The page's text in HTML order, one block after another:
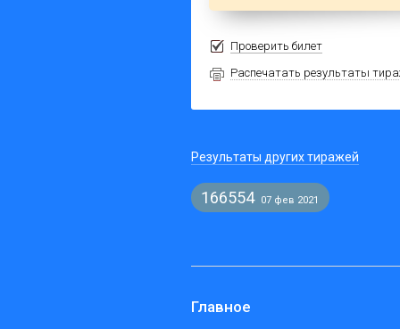
Проверить билет
Распечатать результаты
Результаты других тиражей
166554 07 фев 2021
Главное